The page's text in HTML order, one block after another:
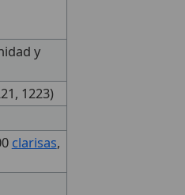
y
1223)
clarisas,